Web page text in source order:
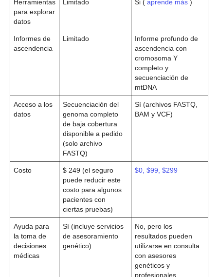
Herramientas
para explorar
datos
Limitado Si ( aprende más )
Informes de
ascendencia
Limitado
Informe profundo de
ascendencia con
cromosoma Y
completo y
secuenciación de
mtDNA
Acceso a los
datos
Secuenciación del
genoma completo
de baja cobertura
disponible a pedido
(solo archivo
FASTQ)
Sí (archivos FASTQ,
BAM y VCF)
Costo
$ 249 (el seguro
puede reducir este
costo para algunos
pacientes con
ciertas pruebas)
$0, $99, $299
Ayuda para
la toma de
decisiones
médicas
Sí (incluye servicios
de asesoramiento
genético)
No, pero los
resultados pueden
utilizarse en consulta
con asesores
genéticos y
profesionales